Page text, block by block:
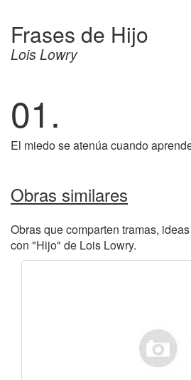
Frases de Hijo
Lois Lowry
01.
El miedo se atenúa cuando
Obras similares
Obras que comparten tramas,
con "Hijo" de Lois Lowry.